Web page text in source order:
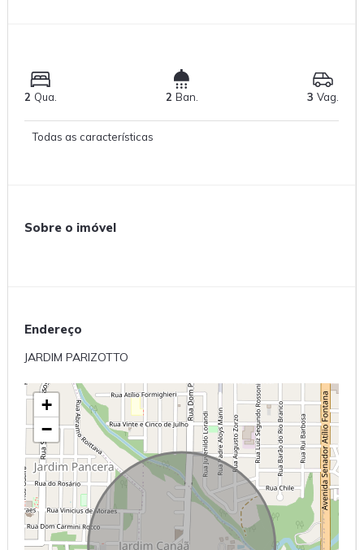
2 Qua. 2 Ban. 3Vag.
Todas as características
Sobre o imóvel
Endereço
JARDIM PARIZOTTO
+
−